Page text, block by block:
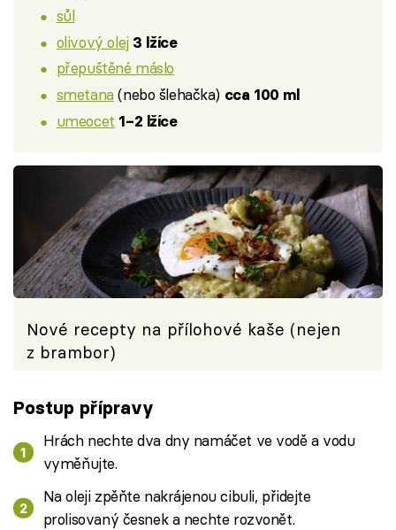
sůl
olivový olej 3 lžíce
přepuštěné máslo
smetana(nebo šlehačka) cca 100 ml
umeocet 1–2 lžíce
Nové recepty na přílohové kaše (nejen
z brambor)
Postup přípravy
Hrách nechte dva dny namáčet ve vodě a vodu
vyměňujte.
Na oleji zpěňte nakrájenou cibuli, přidejte
prolisovaný česnek a nechte rozvonět.